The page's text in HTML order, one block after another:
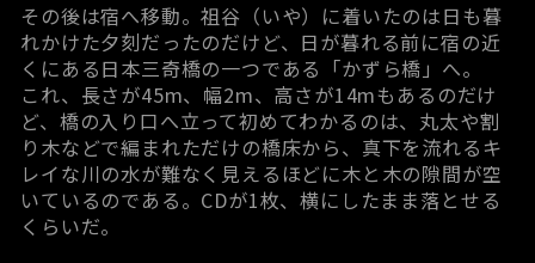
その後は宿へ移動。祖谷（いや）に着いたのは日も暮
れかけた夕刻だったのだけど、日が暮れる前に宿の近
くにある日本三奇橋の一つである 「かずら橋」 へ。
これ、長さが45m、幅2m、高さが14mもあるのだけ
ど、橋の入り口へ立って初めてわかるのは、丸太や割
り木などで編まれただけの橋床から、真下を流れるキ
レイな川の水が難なく見えるほどに木と木の隙間が空
いているのである。CDが1枚、横にしたまま落とせる
くらいだ。